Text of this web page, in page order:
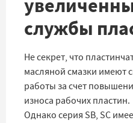
службы
Не секрет, что
масляной смазки имеют
работы за счет
износа рабочих пластин.
Однако серия SB, SC